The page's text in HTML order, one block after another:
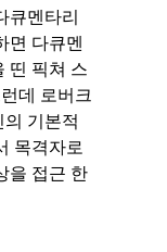
큐멘타리
면 다큐멘
띤 픽쳐 스
데 로버크
기본적
목격자로
을 접근 한